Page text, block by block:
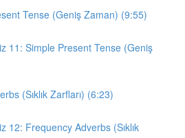
Tense (Geniş Zaman) (9:55)
11: Simple Present Tense (Geniş
(Sıklık Zarfları) (6:23)
12: Frequency Adverbs (Sıklık